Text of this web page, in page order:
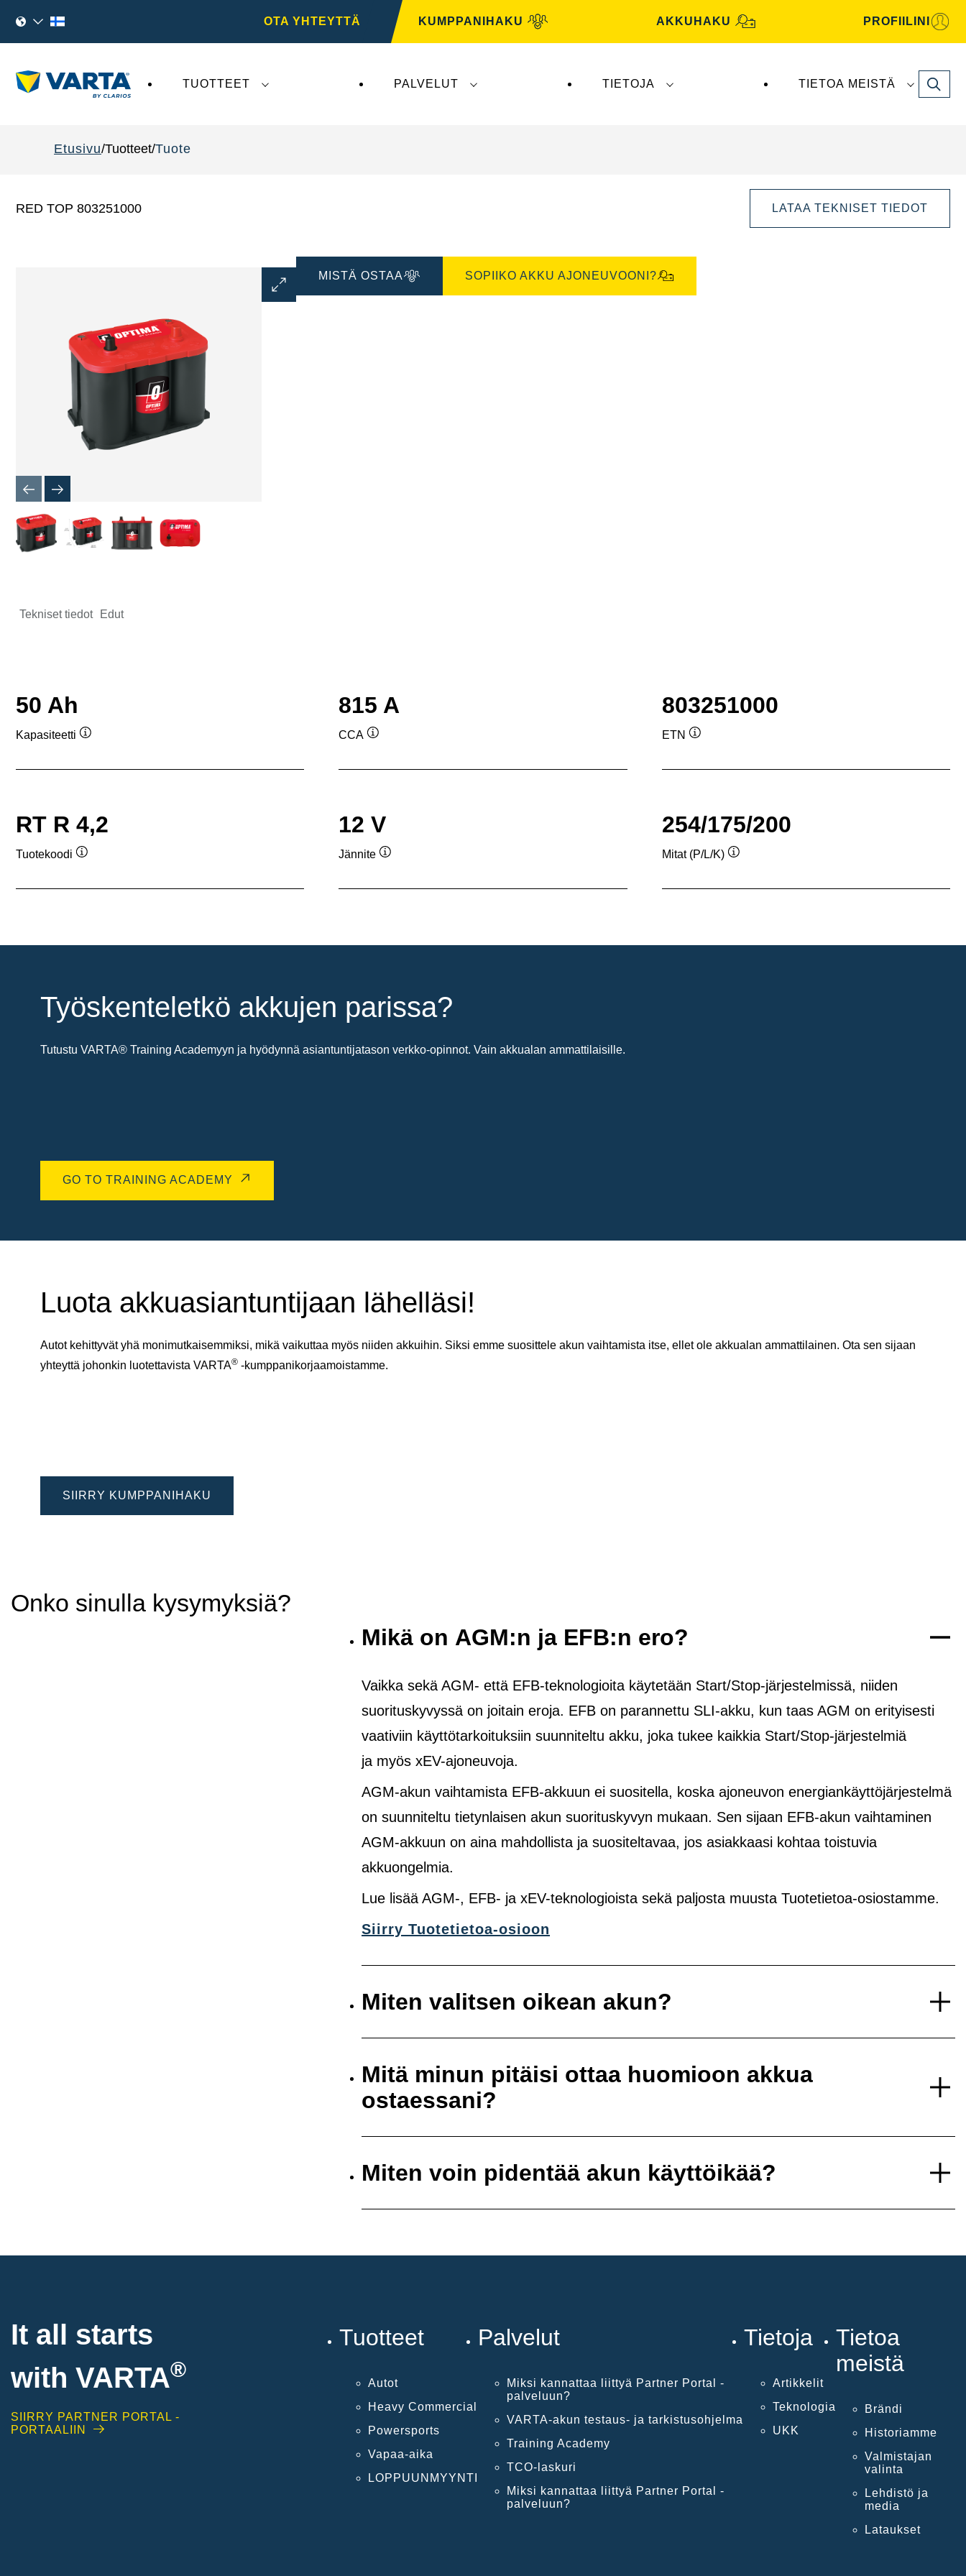
OTA YHTEYTTÄ KUMPPANIHAKU AKKUHAKU PROFIILINI
TUOTTEET PALVELUT TIETOJA TIETOA MEISTÄ Search
Etusivu Tuotteet Tuote
RED TOP 803251000 LATAA TEKNISET TIEDOT
Avaa
kuvaikkuna
Avaa
kuvaikkuna
MISTÄ OSTAA SOPIIKO AKKU AJONEUVOONI?
Tekniset tiedot Edut
50 Ah
Kapasiteetti
815 A
CCA
803251000
ETN
RT R 4,2
Tuotekoodi
12 V
Jännite
254/175/200
Mitat (P/L/K)
Työskenteletkö akkujen parissa?
Tutustu VARTA® Training Academyyn ja hyödynnä asiantuntijatason verkko-opinnot. Vain akkualan ammattilaisille.
GO TO TRAINING ACADEMY
Luota akkuasiantuntijaan lähelläsi!
Autot kehittyvät yhä monimutkaisemmiksi, mikä vaikuttaa myös niiden akkuihin. Siksi emme suosittele akun vaihtamista itse, ellet ole akkualan ammattilainen. Ota sen sijaan
yhteyttä johonkin luotettavista VARTA® -kumppanikorjaamoistamme.
SIIRRY KUMPPANIHAKU
Onko sinulla kysymyksiä?
Mikä on AGM:n ja EFB:n ero?
Vaikka sekä AGM- että EFB-teknologioita käytetään Start/Stop-järjestelmissä, niiden
suorituskyvyssä on joitain eroja. EFB on parannettu SLI-akku, kun taas AGM on erityisesti
vaativiin käyttötarkoituksiin suunniteltu akku, joka tukee kaikkia Start/Stop-järjestelmiä
ja myös xEV-ajoneuvoja.
AGM-akun vaihtamista EFB-akkuun ei suositella, koska ajoneuvon energiankäyttöjärjestelmä
on suunniteltu tietynlaisen akun suorituskyvyn mukaan. Sen sijaan EFB-akun vaihtaminen
AGM-akkuun on aina mahdollista ja suositeltavaa, jos asiakkaasi kohtaa toistuvia
akkuongelmia.
Lue lisää AGM-, EFB- ja xEV-teknologioista sekä paljosta muusta Tuotetietoa-osiostamme.
Siirry Tuotetietoa-osioon
Miten valitsen oikean akun?
Mitä minun pitäisi ottaa huomioon akkua
ostaessani?
Miten voin pidentää akun käyttöikää?
It all starts
with VARTA®
SIIRRY PARTNER PORTAL -
PORTAALIIN
Tuotteet
Autot
Heavy Commercial
Powersports
Vapaa-aika
LOPPUUNMYYNTI
Palvelut
Miksi kannattaa liittyä Partner Portal -
palveluun?
VARTA-akun testaus- ja tarkistusohjelma
Training Academy
TCO-laskuri
Miksi kannattaa liittyä Partner Portal -
palveluun?
Tietoja
Artikkelit
Teknologia
UKK
Tietoa
meistä
Brändi
Historiamme
Valmistajan
valinta
Lehdistö ja
media
Lataukset